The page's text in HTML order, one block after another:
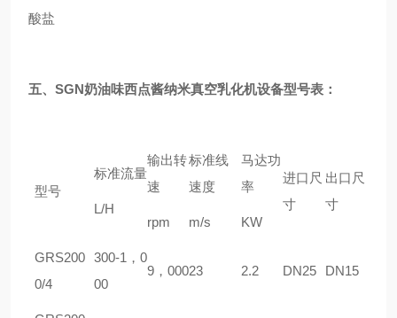
酸盐
五、SGN奶油味西点酱纳米真空乳化机设备型号表：
型号
标准流量
L/H
输出转
速
rpm
标准线
速度
m/s
马达功
率
KW
进口尺
寸
出口尺
寸
GRS200
0/4
300-1，0
00
9，00023 2.2 DN25 DN15